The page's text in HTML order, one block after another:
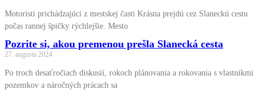
Motoristi prichádzajúci z mestskej časti Krásna prejdú cez Slaneckú cestu
počas rannej špičky rýchlejšie. Mesto
Pozrite si, akou premenou prešla Slanecká cesta
27. augusta 2024
Po troch desaťročiach diskusií, rokoch plánovania a rokovania s vlastníkmi
pozemkov a náročných prácach sa